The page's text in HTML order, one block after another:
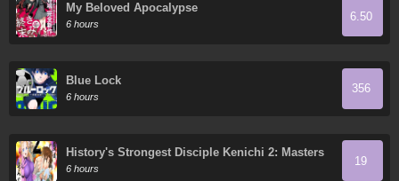
My Beloved Apocalypse
6 hours
6.50
Blue Lock
6 hours
356
History's Strongest Disciple Kenichi 2: Masters
Arc
6 hours
19